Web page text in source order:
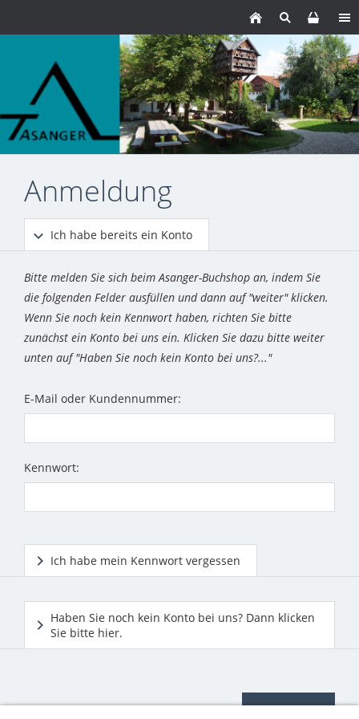
Anmeldung
Ich habe bereits ein Konto
Bitte melden Sie sich beim Asanger-Buchshop an, indem Sie
die folgenden Felder ausfüllen und dann auf "weiter" klicken.
Wenn Sie noch kein Kennwort haben, richten Sie bitte
zunächst ein Konto bei uns ein. Klicken Sie dazu bitte weiter
unten auf "Haben Sie noch kein Konto bei uns?..."
E-Mail oder Kundennummer:
Kennwort:
Ich habe mein Kennwort vergessen
Haben Sie noch kein Konto bei uns? Dann klicken
Sie bitte hier.